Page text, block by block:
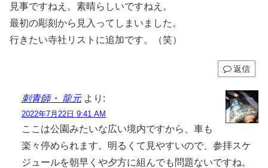
見事ですねえ。素晴らしいですねえ。
最初の彫刻から見入ってしまいました。
行きたい寺社リストに追加です。（笑）
返信
刺青師・ 龍元 より:
2022年7月22日 9:41 AM
ここは公園みたいな広い境内ですから、車も
楽々停められます。明るくて見やすいので、参拝スケ
ジュールを朝早くや夕方に組んでも問題ないですね。